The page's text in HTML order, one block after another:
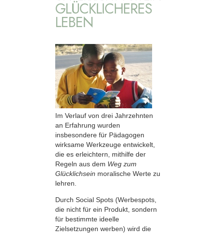
GLÜCKLICHERES
LEBEN
Im Verlauf von drei Jahrzehnten
an Erfahrung wurden
insbesondere für Pädagogen
wirksame Werkzeuge entwickelt,
die es erleichtern, mithilfe der
Regeln aus dem Weg zum
Glücklichsein moralische Werte zu
lehren.
Durch Social Spots (Werbespots,
die nicht für ein Produkt, sondern
für bestimmte ideelle
Zielsetzungen werben) wird die